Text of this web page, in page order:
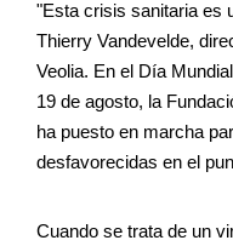
"Esta crisis sanitaria es
Thierry Vandevelde,
Veolia. En el Día
19 de agosto, la
ha puesto en marcha
desfavorecidas en el
Cuando se trata de un